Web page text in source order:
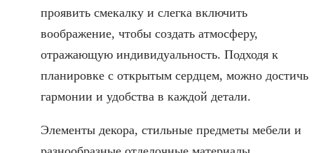
проявить смекалку и слегка включить
воображение, чтобы создать атмосферу,
отражающую индивидуальность. Подходя к
планировке с открытым сердцем, можно достичь
гармонии и удобства в каждой детали.
Элементы декора, стильные предметы мебели и